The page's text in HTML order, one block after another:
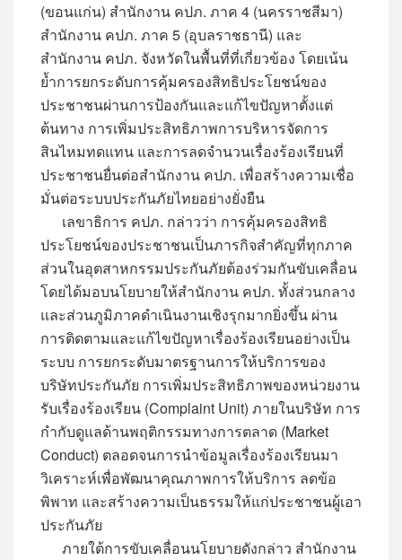
(ขอนแก่น) สำนักงาน คปภ. ภาค 4 (นครราชสีมา)
สำนักงาน คปภ. ภาค 5 (อุบลราชธานี) และ
สำนักงาน คปภ. จังหวัดในพื้นที่ที่เกี่ยวข้อง โดยเน้น
ย้ำการยกระดับการคุ้มครองสิทธิประโยชน์ของ
ประชาชนผ่านการป้องกันและแก้ไขปัญหาตั้งแต่
ต้นทาง การเพิ่มประสิทธิภาพการบริหารจัดการ
สินไหมทดแทน และการลดจำนวนเรื่องร้องเรียนที่
ประชาชนยื่นต่อสำนักงาน คปภ. เพื่อสร้างความเชื่อ
มั่นต่อระบบประกันภัยไทยอย่างยั่งยืน
เลขาธิการ คปภ. กล่าวว่า การคุ้มครองสิทธิ
ประโยชน์ของประชาชนเป็นภารกิจสำคัญที่ทุกภาค
ส่วนในอุตสาหกรรมประกันภัยต้องร่วมกันขับเคลื่อน
โดยได้มอบนโยบายให้สำนักงาน คปภ. ทั้งส่วนกลาง
และส่วนภูมิภาคดำเนินงานเชิงรุกมากยิ่งขึ้น ผ่าน
การติดตามและแก้ไขปัญหาเรื่องร้องเรียนอย่างเป็น
ระบบ การยกระดับมาตรฐานการให้บริการของ
บริษัทประกันภัย การเพิ่มประสิทธิภาพของหน่วยงาน
รับเรื่องร้องเรียน (Complaint Unit) ภายในบริษัท การ
กำกับดูแลด้านพฤติกรรมทางการตลาด (Market
Conduct) ตลอดจนการนำข้อมูลเรื่องร้องเรียนมา
วิเคราะห์เพื่อพัฒนาคุณภาพการให้บริการ ลดข้อ
พิพาท และสร้างความเป็นธรรมให้แก่ประชาชนผู้เอา
ประกันภัย
ภายใต้การขับเคลื่อนนโยบายดังกล่าว สำนักงาน